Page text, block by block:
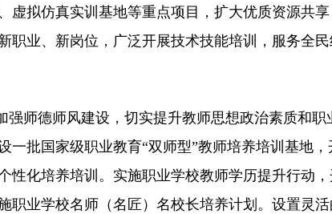
虚拟仿真实训基地等重点项目，扩大优质资源共
职业、新岗位，广泛开展技术技能培训，服务全
强师德师风建设，切实提升教师思想政治素质和职
一批国家级职业教育“双师型”教师培养培训基地
性化培养培训。实施职业学校教师学历提升行动
职业学校名师（名匠）名校长培养计划。设置灵